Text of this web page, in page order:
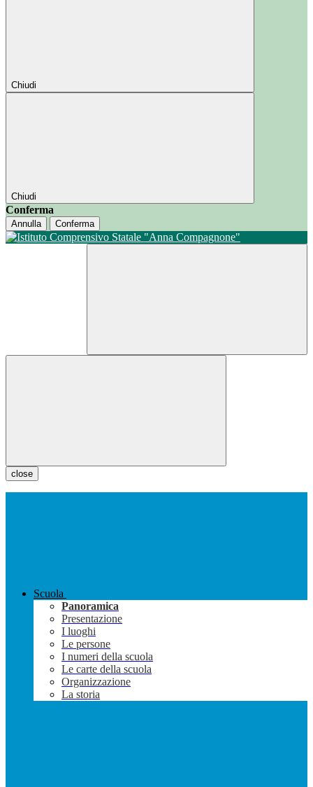
Chiudi
Chiudi
Conferma
Annulla Conferma
close
Scuola
Panoramica
Presentazione
I luoghi
Le persone
I numeri della scuola
Le carte della scuola
Organizzazione
La storia